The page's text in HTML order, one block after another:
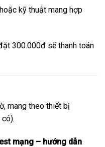
kỹ thuật mang hợp
300.000đ sẽ thanh toán
mang theo thiết bị
mạng – hướng dẫn